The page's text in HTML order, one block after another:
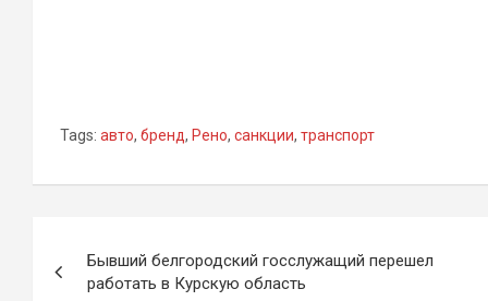
Tags: авто, бренд, Рено, санкции, транспорт
по
Бывший белгородский госслужащий перешел
работать в Курскую область